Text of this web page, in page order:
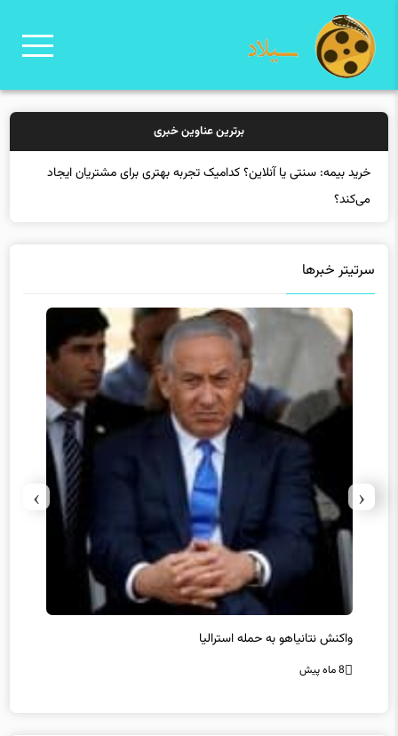
برترین عناوین خبری
خرید بی
واکنش نتانیاهو به حمله استرالیا
8 ماه پیش